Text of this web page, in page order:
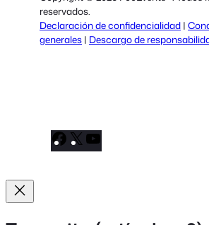
reservados.
Declaración de confidencialidad |
generales | Descargo de
Facebook
X